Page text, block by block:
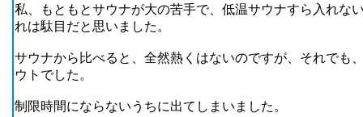
私、もともとサウナが大の苦手で、低温サウナすら入れな
れは駄目だと思いました。
サウナから比べると、全然熱くはないのですが、それでも
ウトでした。
制限時間にならないうちに出てしまいました。